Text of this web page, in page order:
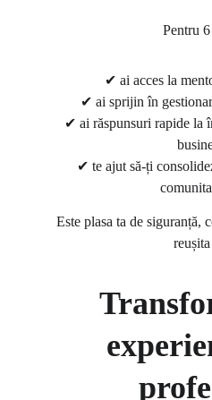
Pentru
✔ ai acces la
✔ ai sprijin în
✔ ai răspunsuri rapide la
✔ te ajut să-ți
Este plasa ta de siguranță,